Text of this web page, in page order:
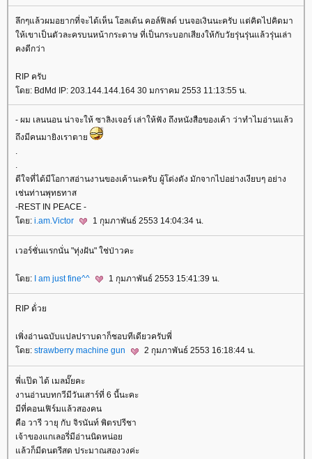
ลึกๆแล้วผมอยากที่จะได้เห็น โฮลเด้น คอล์ฟิลด์ บนจอเงินนะครับ แต่คิดไปคิดมา
ห้เขาเป็นตัวละครบนหน้ากระดาษ ที่เป็นกระบอกเสียงให้กับวัยรุ่นรุ่นแล้วรุ่นเล่า
คงดีกว่า
RIP ครับ
ดย: BdMd IP: 203.144.144.164 30 มกราคม 2553 11:13:55 น.
- ผม เลนนอน น่าจะให้ ซาลิงเจอร์ เล่าให้ฟัง ถึงหนังสือของเค้า ว่าทำไมอ่านแล้ว
ถึงมีคนมายิงเราตา
ดีใจที่ได้มีโอกาสอ่านงานของเค้านะครับ ผู้โด่งดัง มักจากไปอย่างเงียบๆ อย่าง
เช่นท่านพุทธทาส
-REST IN PEACE -
ดย: i.am.Victor 1 กุมภาพันธ์ 2553 14:04:34 น.
เวอร์ชั่นแรกนั่น "ทุ่งฝัน" ใช่ป่าวคะ
ดย: I am just fine^^ 1 กุมภาพันธ์ 2553 15:41:39 น.
RIP ด้่ว
เพิ่งอ่านฉบับแปลปราบดาก็ชอบทีเดียวครับพี่
ดย: strawberry machine gun 2 กุมภาพันธ์ 2553 16:18:44 น.
พี่แป๊ด ได้ เมลมั๊ยคะ
งานอ่านบทกวีมีวันเสาร์ที่ 6 นี้นะคะ
มีที่คอนเฟิร์มแล้วสองคน
คือ วารี วายุ กับ จิรนันท์ พิตรปรีชา
เจ้าของแกเลอรี่มีอ่านนิดหน่อ
ล้วก็มีดนตรีสด ประมาณสองวงค่ะ